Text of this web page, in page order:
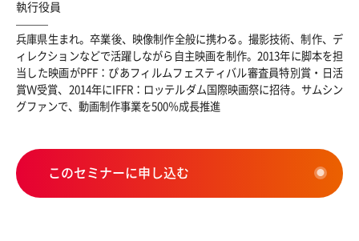
執行役員
兵庫県生まれ。卒業後、映像制作全般に携わる。撮影技術、制作、デ
ィレクションなどで活躍しながら自主映画を制作。2013年に脚本を担
当した映画がPFF：ぴあフィルムフェスティバル審査員特別賞・日活
賞Ｗ受賞、2014年にIFFR：ロッテルダム国際映画祭に招待。サムシン
グファンで、動画制作事業を500％成長推進
このセミナーに申し込む